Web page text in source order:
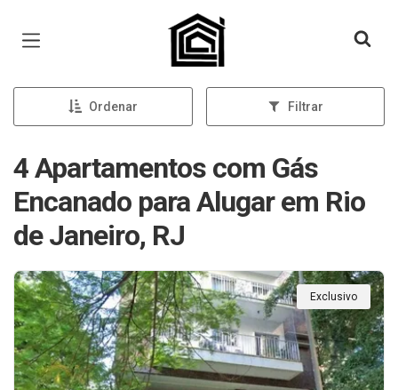
Página inicial
Ordenar Filtrar
4 Apartamentos com Gás
Encanado para Alugar em Rio
de Janeiro, RJ
Exclusivo